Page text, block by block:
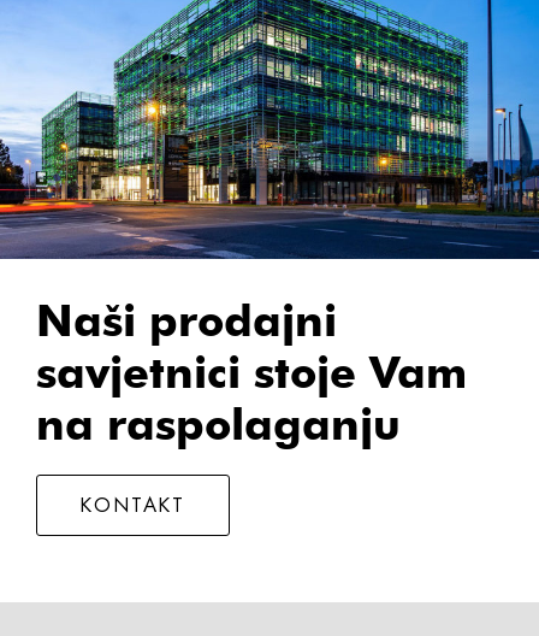
Naši prodajni
savjetnici stoje Vam
na raspolaganju
KONTAKT